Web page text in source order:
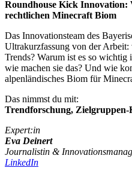
Roundhouse Kick Innovation:
rechtlichen Minecraft Biom
Das Innovationsteam des
Ultrakurzfassung von der Arbeit:
Trends? Warum ist es so
wie machen sie das? Und wie
alpenländisches Biom für
Das nimmst du mit:
Trendforschung,
Expert:in
Eva Deinert
Journalistin &
LinkedIn